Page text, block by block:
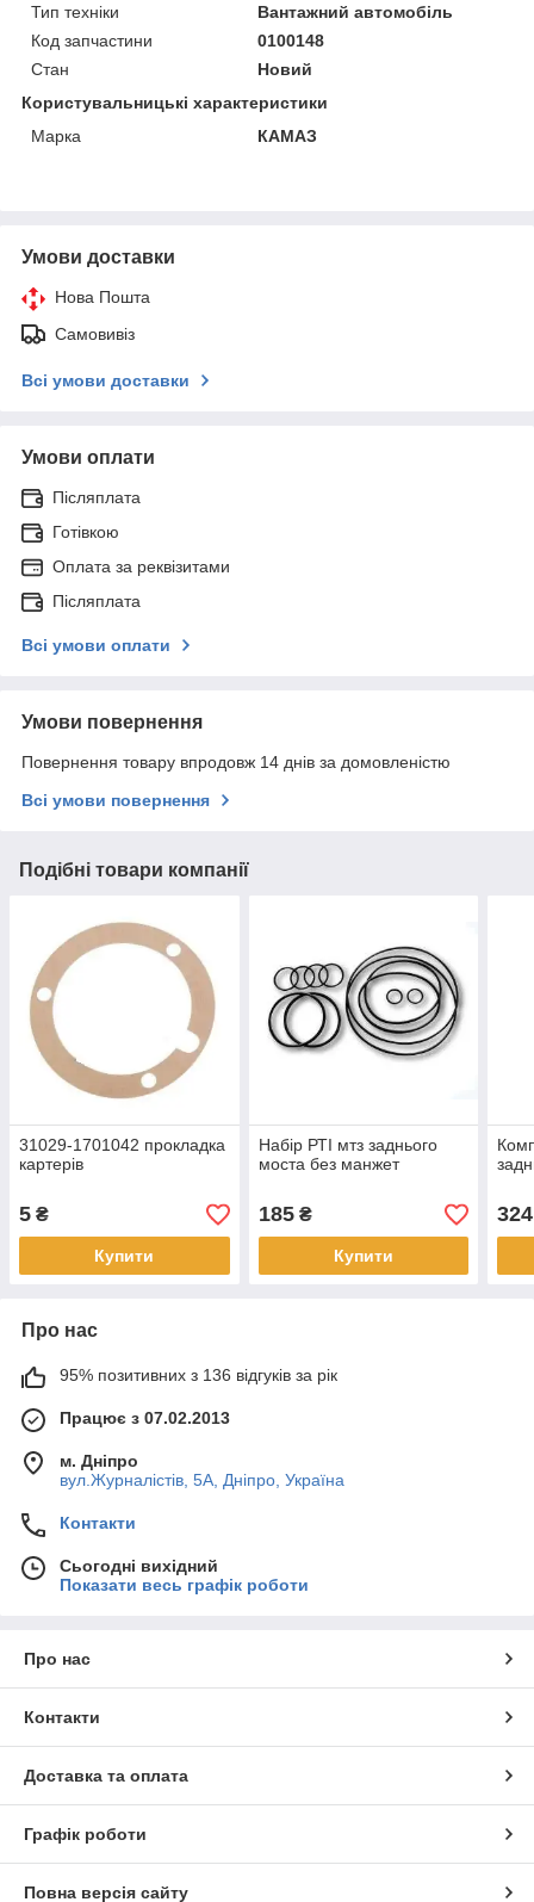
Тип техніки
Вантажний автомобіль
Код запчастини
0100148
Стан
Новий
Користувальницькі характеристики
Марка
КАМАЗ
Умови доставки
Нова Пошта
Самовивіз
Всі умови доставки
Умови оплати
Післяплата
Готівкою
Оплата за реквізитами
Післяплата
Всі умови оплати
Умови повернення
Повернення товару впродовж 14 днів за домовленістю
Всі умови повернення
Подібні товари компанії
31029-1701042 прокладка
картерів
5 ₴
Купити
Набір РТІ мтз заднього
моста без манжет
185₴
Купити
324
Про нас
95% позитивних з 136 відгуків за рік
Працює з 07.02.2013
м. Дніпро
вул.Журналістів, 5А, Дніпро, Україна
Контакти
Сьогодні вихідний
Показати весь графік роботи
Про нас
Контакти
Доставка та оплата
Графік роботи
Повна версія сайту